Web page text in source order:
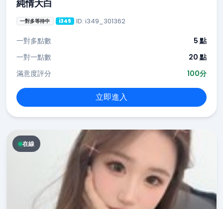
純情大白
一對多等待中 i349 ID: i349_301362
一對多點數
5 點
一對一點數
20 點
滿意度評分
100分
立即進入
在線